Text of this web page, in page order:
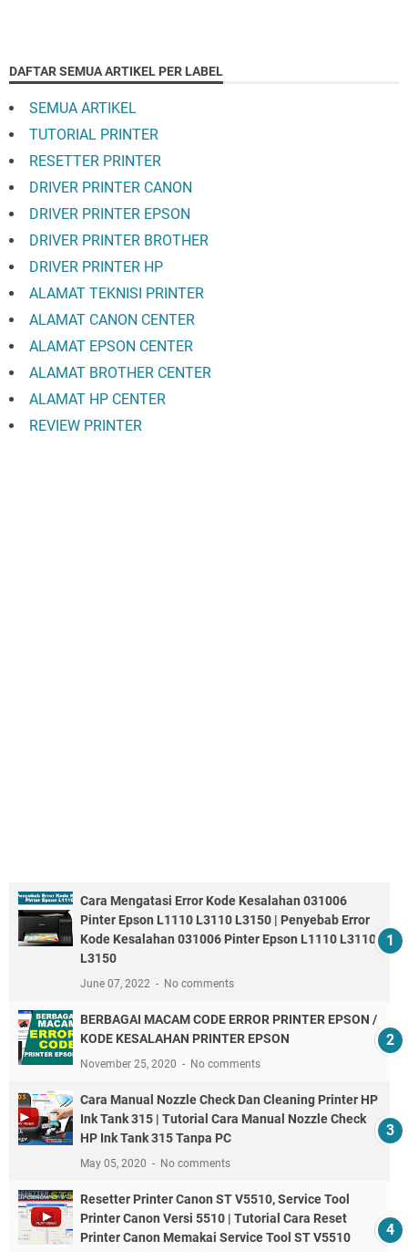
DAFTAR SEMUA ARTIKEL PER LABEL
SEMUA ARTIKEL
TUTORIAL PRINTER
RESETTER PRINTER
DRIVER PRINTER CANON
DRIVER PRINTER EPSON
DRIVER PRINTER BROTHER
DRIVER PRINTER HP
ALAMAT TEKNISI PRINTER
ALAMAT CANON CENTER
ALAMAT EPSON CENTER
ALAMAT BROTHER CENTER
ALAMAT HP CENTER
REVIEW PRINTER
Cara Mengatasi Error Kode Kesalahan 031006
Pinter Epson L1110 L3110 L3150 | Penyebab Error
Kode Kesalahan 031006 Pinter Epson L1110 L3110
L3150
June 07, 2022 No comments
BERBAGAI MACAM CODE ERROR PRINTER EPSON /
KODE KESALAHAN PRINTER EPSON
November 25, 2020 No comments
Cara Manual Nozzle Check Dan Cleaning Printer HP
Ink Tank 315 | Tutorial Cara Manual Nozzle Check
HP Ink Tank 315 Tanpa PC
May 05, 2020 No comments
Resetter Printer Canon ST V5510, Service Tool
Printer Canon Versi 5510 | Tutorial Cara Reset
Printer Canon Memakai Service Tool ST V5510